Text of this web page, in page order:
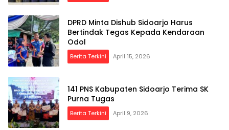
DPRD Minta Dishub Sidoarjo Harus
Bertindak Tegas Kepada Kendaraan
Odol
Berita Terkini April 15, 2026
141 PNS Kabupaten Sidoarjo Terima SK
Purna Tugas
Berita Terkini April 9, 2026